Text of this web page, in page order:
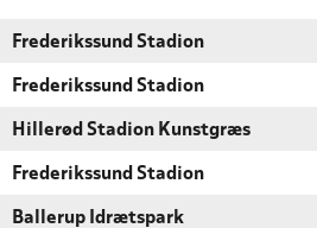
Frederikssund Stadion
Frederikssund Stadion
Hillerød Stadion Kunstgræs
Frederikssund Stadion
Ballerup Idrætspark